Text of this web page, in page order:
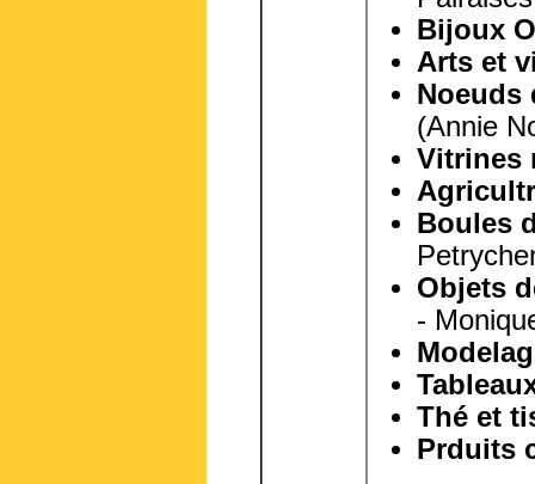
Bijoux
Arts et
Noeuds
(Annie
Vitrines
Boules
Objets
-
Thé et
Prduits